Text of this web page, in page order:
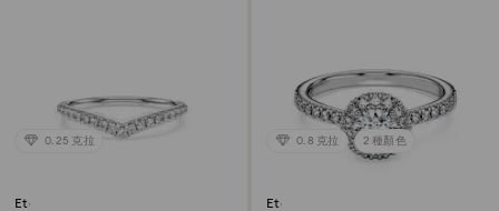
0.25 克拉
Eternity V band ring
0.8 克拉 2 種顏色
Eternity halo solitaire ring